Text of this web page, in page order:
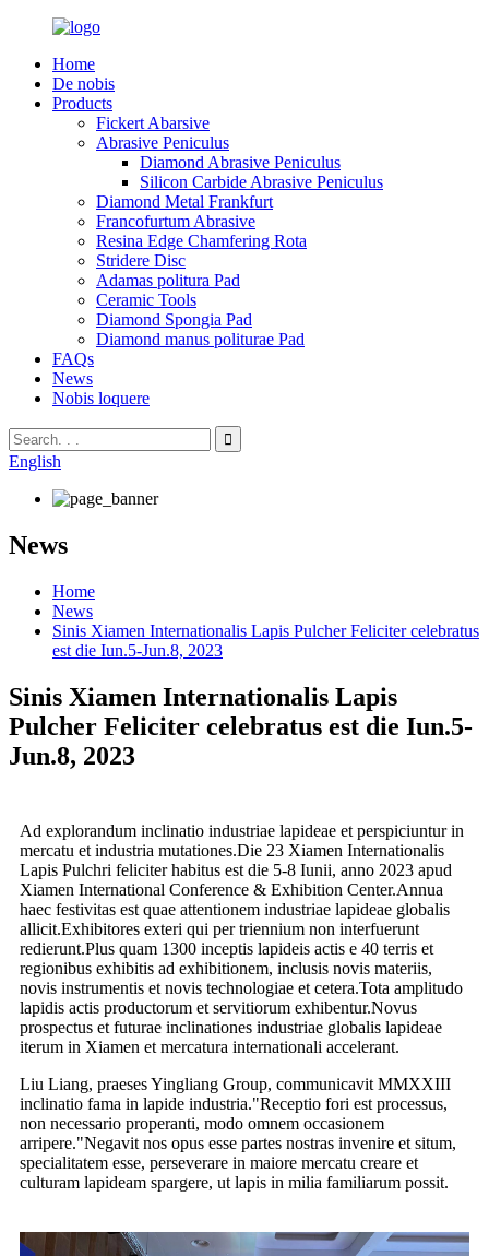
Home
De nobis
Products
Fickert Abarsive
Abrasive Peniculus
Diamond Abrasive Peniculus
Silicon Carbide Abrasive Peniculus
Diamond Metal Frankfurt
Francofurtum Abrasive
Resina Edge Chamfering Rota
Stridere Disc
Adamas politura Pad
Ceramic Tools
Diamond Spongia Pad
Diamond manus politurae Pad
FAQs
News
Nobis loquere
English
News
Home
News
Sinis Xiamen Internationalis Lapis Pulcher Feliciter celebratus
est die Iun.5-Jun.8, 2023
Sinis Xiamen Internationalis Lapis
Pulcher Feliciter celebratus est die Iun.5-
Jun.8, 2023
Ad explorandum inclinatio industriae lapideae et perspiciuntur in
mercatu et industria mutationes.Die 23 Xiamen Internationalis
Lapis Pulchri feliciter habitus est die 5-8 Iunii, anno 2023 apud
Xiamen International Conference & Exhibition Center.Annua
haec festivitas est quae attentionem industriae lapideae globalis
allicit.Exhibitores exteri qui per triennium non interfuerunt
redierunt.Plus quam 1300 inceptis lapideis actis e 40 terris et
regionibus exhibitis ad exhibitionem, inclusis novis materiis,
novis instrumentis et novis technologiae et cetera.Tota amplitudo
lapidis actis productorum et servitiorum exhibentur.Novus
prospectus et futurae inclinationes industriae globalis lapideae
iterum in Xiamen et mercatura internationali accelerant.
Liu Liang, praeses Yingliang Group, communicavit MMXXIII
inclinatio fama in lapide industria."Receptio fori est processus,
non necessario properanti, modo omnem occasionem
arripere."Negavit nos opus esse partes nostras invenire et situm,
specialitatem esse, perseverare in maiore mercatu creare et
culturam lapideam spargere, ut lapis in milia familiarum possit.